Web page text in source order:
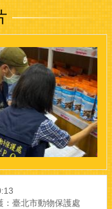
：臺北市動物保護處